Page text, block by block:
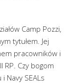
Camp Pozzi,
tytułem. Jej
pracowników i
RP. Czy bogom
Navy SEALs